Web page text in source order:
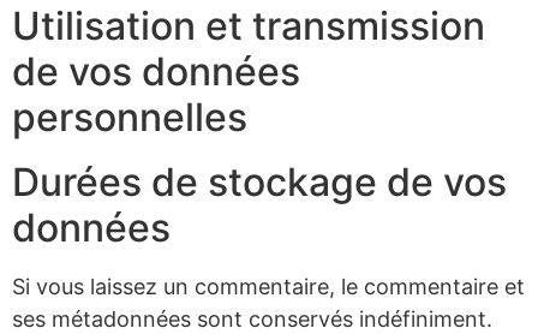
Utilisation et transmission
de vos données
personnelles
Durées de stockage de vos
données
Si vous laissez un commentaire, le commentaire et
ses métadonnées sont conservés indéfiniment.